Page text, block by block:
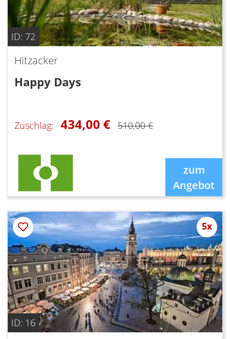
ID: 72
Hitzacker
Happy Days
Zuschlag: 434,00 € 510,00 €
zum
Angebot
ID: 16
5x